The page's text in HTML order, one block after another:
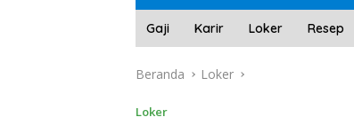
Gaji Karir Loker Resep
Beranda Loker
Loker